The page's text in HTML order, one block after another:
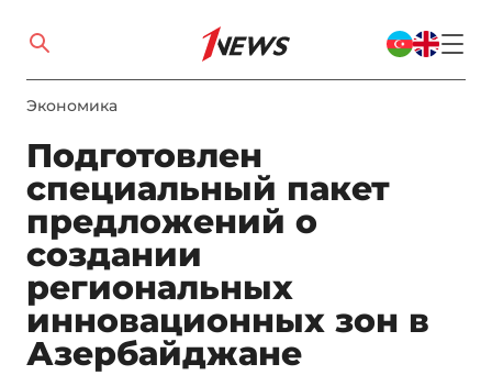
Экономика
Подготовлен
специальный пакет
предложений о
создании
региональных
инновационных зон в
Азербайджане